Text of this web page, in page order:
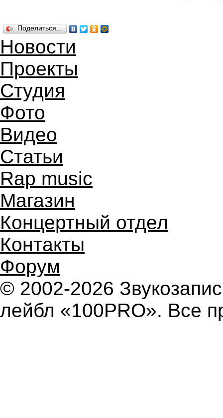
Поделиться…
Новости
Проекты
Студия
Фото
Видео
Статьи
Rap music
Магазин
Концертный отдел
Контакты
Форум
© 2002-2026
лейбл «100PRO». Все